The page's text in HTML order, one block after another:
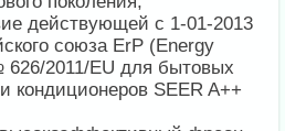
действующей c 1-01-2013
союза ErP (Energy
2011/EU для бытовых
кондиционеров SEER A++